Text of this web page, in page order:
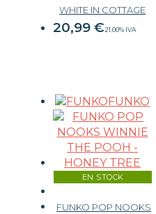
WHITE IN COTTAGE
20,99 €21.00% IVA
FUNKO
EN STOCK
FUNKO POP NOOKS